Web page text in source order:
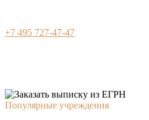
+7 495 727-47-47
Популярные учреждения